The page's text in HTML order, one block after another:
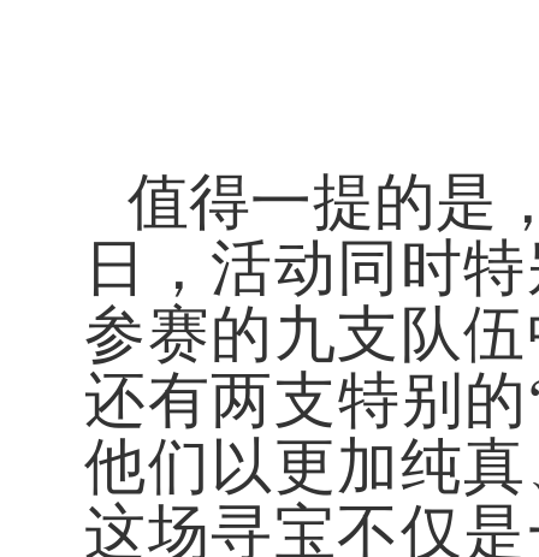
值得一提的是
日，活动同时
参赛的九支队
还有两支特别
他们以更加纯
这场寻宝不仅